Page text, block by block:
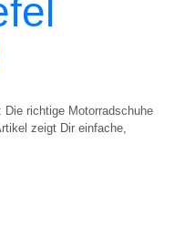
richtige Motorradschuhe
zeigt Dir einfache,